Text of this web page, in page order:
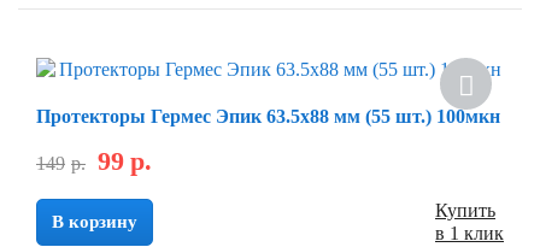
Скидка
Протекторы Гермес Эпик 63.5х88 мм (55 шт.) 100мкн
149 р. 99 р.
В корзину
Купить
в 1 клик